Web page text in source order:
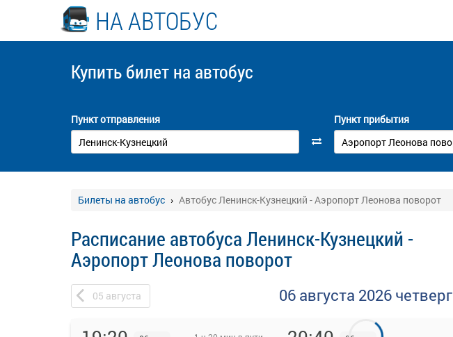
НА АВТОБУС
Купить билет на автобус
Пункт отправления Пункт прибытия
Билеты на автобус Автобус Ленинск-Кузнецкий - Аэропорт Леонова поворот
Расписание автобуса Ленинск-Кузнецкий -
Аэропорт Леонова поворот
05 августа 06 августа 2026 четверг